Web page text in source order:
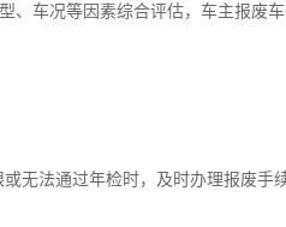
、车况等因素综合评估，车主报废
无法通过年检时，及时办理报废手